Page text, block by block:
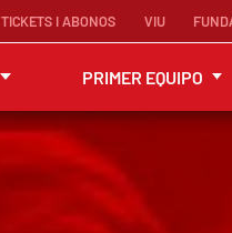
TICKETS I ABONOS VIU
PRIMER EQUIPO